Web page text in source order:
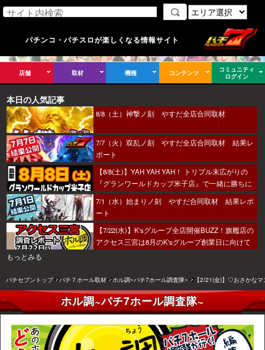
パチンコ・パチスロが楽しくなる情報サイト
店舗 取材 機種 コンテンツ
コミュニティ
ログイン
本日の人気記事
8/8（土）神撃ノ刻 やすだ全店合同取材
7/7（火）双乱ノ刻 やすだ全店合同取材 結果レ
ポート
【8/8(土)】YAH YAH YAH！ トリプル末広がりの
『グランワールドカップ米子店』で一緒に勝ちに
行こうか～！
7/1（水）始まりノ刻 やすだ合同取材 結果レポ
ート
【7/22(水)】K'sグループ全店開催BUZZ！旗艦店の
アクセス三宮は8月のK'sグループ創業日に向けて
もっとみる
パチセブントップ パチ７ホール取材 ホル調~パチ7ホール調査隊~ 【2/21(金)】♡おさかな
ホル調~パチ7ホール調査隊~